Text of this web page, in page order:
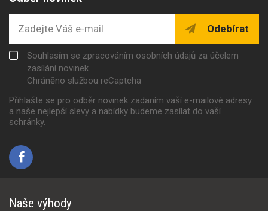
Odebírat
Souhlasím se zpracováním osobních údajů za účelem
zasílání novinek
Chráněno službou reCaptcha
Přihlašte se pro odběr novinek zadaním vaší e-mailové adresy
a naše nejlepší slevy a nabídky budeme zasílat do vaší
schránky.
Naše výhody